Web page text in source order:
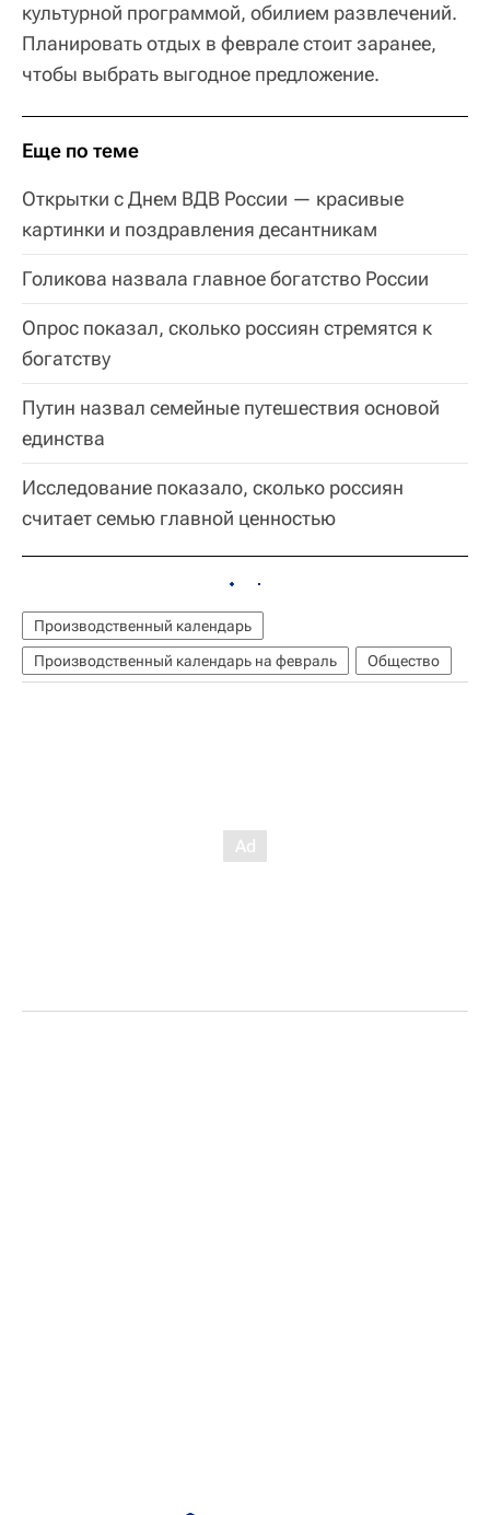
культурной программой, обилием развлечений.
Планировать отдых в феврале стоит заранее,
чтобы выбрать выгодное предложение.
Еще по теме
Открытки с Днем ВДВ России — красивые
картинки и поздравления десантникам
Голикова назвала главное богатство России
Опрос показал, сколько россиян стремятся к
богатству
Путин назвал семейные путешествия основой
единства
Исследование показало, сколько россиян
считает семью главной ценностью
Производственный календарь
Производственный календарь на февраль
Общество